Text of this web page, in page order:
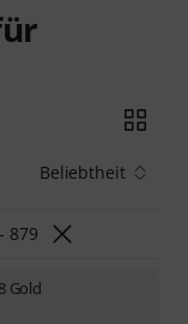
Beliebtheit
879
Gold